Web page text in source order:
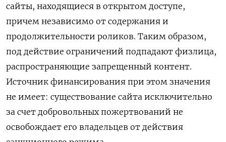
сайты, находящиеся в открытом доступе,
причем независимо от содержания и
продолжительности роликов. Таким образом,
под действие ограничений подпадают физлица,
распространяющие запрещенный контент.
Источник финансирования при этом значения
не имеет: существование сайта исключительно
за счет добровольных пожертвований не
освобождает его владельцев от действия